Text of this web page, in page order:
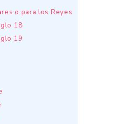
o para los Reyes
18
19